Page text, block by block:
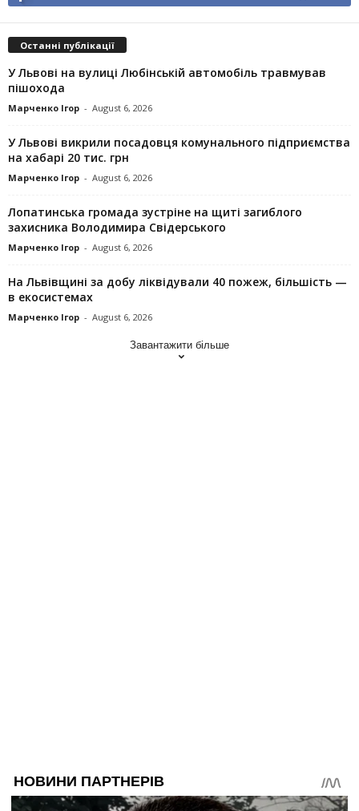
Останні публікації
У Львові на вулиці Любінській автомобіль травмував
пішохода
Марченко Ігор - August 6, 2026
У Львові викрили посадовця комунального підприємства
на хабарі 20 тис. грн
Марченко Ігор - August 6, 2026
Лопатинська громада зустріне на щиті загиблого
захисника Володимира Свідерського
Марченко Ігор - August 6, 2026
На Львівщині за добу ліквідували 40 пожеж, більшість —
в екосистемах
Марченко Ігор - August 6, 2026
Завантажити більше